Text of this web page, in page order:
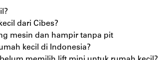
dari Cibes?
mesin dan hampir tanpa pit
kecil di Indonesia?